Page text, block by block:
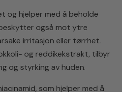
og hjelper med å beholde
også mot ytre
irritasjon eller tørrhet.
og reddikekstrakt, tilbyr
og styrking av huden.
som hjelper med å